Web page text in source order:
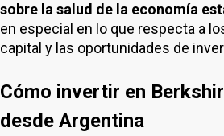
sobre la salud de la economía
en especial en lo que respecta a
capital y las oportunidades de
Cómo invertir en
desde Argentina